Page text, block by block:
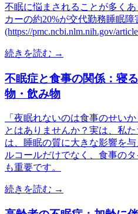
不眠に悩まされることが多く
カーの約20%が交代勤務睡眠
(https://pmc.ncbi.nlm.nih.gov/
続きを読む →
不眠症と食事の関係：寝
物・飲み物
「夜眠れないのは食事のせい
とはありませんか？実は、私
は、睡眠の質に大きな影響を
ルコールだけでなく、食事の
も重要です。
続きを読む →